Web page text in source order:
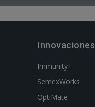
Innovaciones
Immunity+
SemexWorks
OptiMate